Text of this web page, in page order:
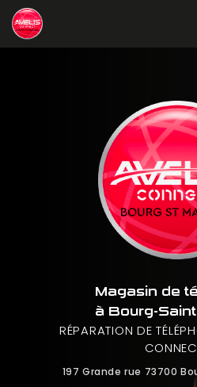
Aller
au
contenu
principal
Magasin de
à Bourg-
RÉPARATION DE
197 Grande rue 73700